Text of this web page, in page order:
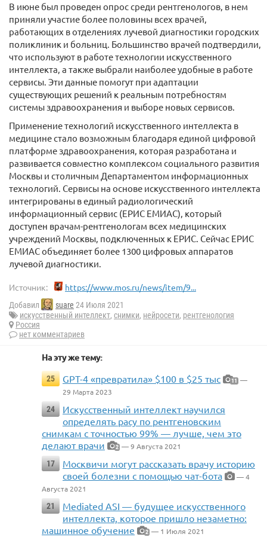
В июне был проведен опрос среди рентгенологов, в нем
приняли участие более половины всех врачей,
работающих в отделениях лучевой диагностики городских
поликлиник и больниц. Большинство врачей подтвердили,
что используют в работе технологии искусственного
интеллекта, а также выбрали наиболее удобные в работе
сервисы. Эти данные помогут при адаптации
существующих решений к реальным потребностям
системы здравоохранения и выборе новых сервисов.
Применение технологий искусственного интеллекта в
медицине стало возможным благодаря единой цифровой
платформе здравоохранения, которая разработана и
развивается совместно комплексом социального развития
Москвы и столичным Департаментом информационных
технологий. Сервисы на основе искусственного интеллекта
интегрированы в единый радиологический
информационный сервис (ЕРИС ЕМИАС), который
доступен врачам-рентгенологам всех медицинских
учреждений Москвы, подключенных к ЕРИС. Сейчас ЕРИС
ЕМИАС объединяет более 1300 цифровых аппаратов
лучевой диагностики.
Источник: https://www.mos.ru/news/item/9...
Добавил suare 24 Июля 2021
искусственный интеллект, снимки, нейросети, рентгенология
Россия
нет комментариев
На эту же тему:
25 GPT-4 «превратила» $100 в $25 тыс 11 —
29 Марта 2023
24
Искусственный интеллект научился
определять расу по рентгеновским
снимкам с точностью 99% — лучше, чем это
делают врачи
2 — 9 Августа 2021
17
Москвичи могут рассказать врачу историю
своей болезни с помощью чат-бота
— 4
Августа 2021
21
Mediated ASI — будущее искусственного
интеллекта, которое пришло незаметно:
машинное обучение
2 — 1 Июля 2021